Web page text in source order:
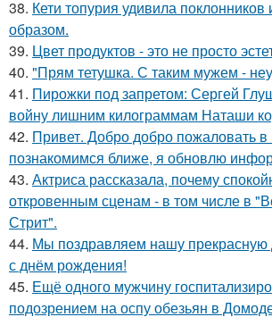
38. Кети топурия удивила
образом.
39. Цвет продуктов - это не просто
40. "Прям тетушка. С таким мужем -
41. Пирожки под запретом: Сергей
войну лишним килограммам Наташи
42. Привет. Добро добро пожаловать
познакомимся ближе, я обновлю
43. Актриса рассказала, почему
откровенным сценам - в том числе в
Стрит".
44. Мы поздравляем нашу прекрасную
с днём рождения!
45. Ещё одного мужчину
подозрением на оспу обезьян в